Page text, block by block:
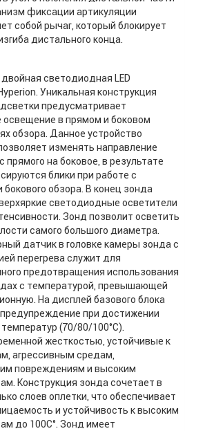
фиксации артикуляции
собой рычаг, который блокирует
дистального конца.
светодиодная LED
Уникальная конструкция
предусматривает
освещение в прямом и боковом
обзора. Данное устройство
изменять направление
прямого на боковое, в результате
блики при работе с
обзора. В конец зонда
светодиодные осветители
Зонд позволит осветить
самого большого диаметра.
датчик в головке камеры зонда с
перегрева служит для
предотвращения использования
с температурой, превышающей
На дисплей базового блока
при достижении
(70/80/100°C).
жесткостью, устойчивые к
агрессивным средам,
повреждениям и высоким
Конструкция зонда сочетает в
слоев оплетки, что обеспечивает
и устойчивость к высоким
до 100С°. Зонд имеет